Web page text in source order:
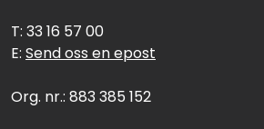
T: 33 16 57 00
E: Send oss en epost
Org. nr.: 883 385 152